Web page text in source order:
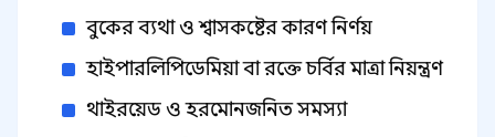
বুকের ব্যথা ও শ্বাসকষ্টের কারণ নির্ণয়
হাইপারলিপিডেমিয়া বা রক্তে চর্বির মাত্রা নিয়ন্ত্রণ
থাইরয়েড ও হরমোনজনিত সমস্যা